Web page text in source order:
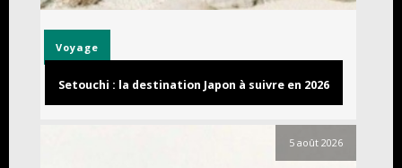
Voyage
Setouchi : la destination Japon à suivre en 2026
5 août 2026